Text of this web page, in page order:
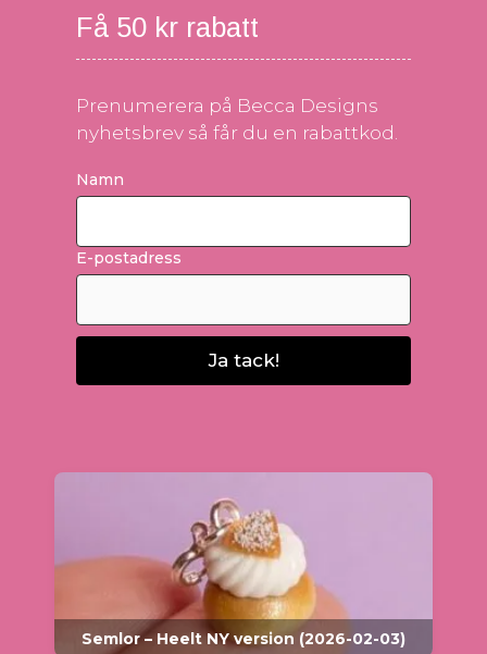
Få 50 kr rabatt
Prenumerera på Becca Designs
nyhetsbrev så får du en rabattkod.
Namn
E-postadress
Ja tack!
Semlor – Heelt NY version (2026-02-03)